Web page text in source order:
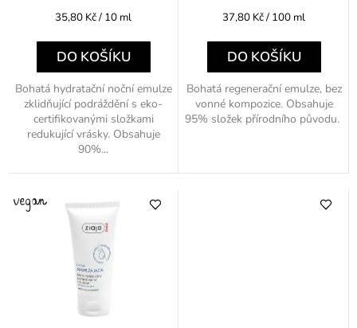
Měrná
35,80 Kč / 10 ml
DO KOŠÍKU
Bohatá hydratační noční emulze
zklidňující podráždění s eko-
certifikovanými složkami
redukující vrásky. Obsahuje
90%...
Měrná
37,80 Kč / 100 ml
DO KOŠÍKU
Bohatá regenerační emulze, bez
vonné kompozice. Obsahuje
95% složek přírodního původu.